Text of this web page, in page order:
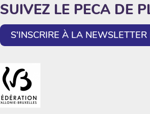
SUIVEZ LE PECA DE
S'INSCRIRE À LA